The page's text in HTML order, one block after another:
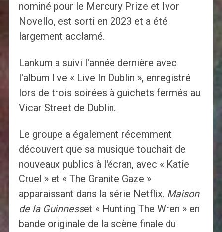
nominé pour le Mercury Prize et Ivor
Novello, est sorti en 2023 et a été
largement acclamé.
Lankum a suivi l'année dernière avec
l'album live « Live In Dublin », enregistré
lors de trois soirées à guichets fermés au
Vicar Street de Dublin.
Le groupe a également récemment
découvert que sa musique touchait de
nouveaux publics à l'écran, avec « Katie
Cruel » et « The Granite Gaze »
apparaissant dans la série Netflix. Maison
de la Guinnesset « Hunting The Wren » en
bande originale de la scène finale du